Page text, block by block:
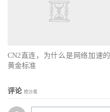
CN2直连，为什么是网络加速的
黄金标准
评论 抢沙发